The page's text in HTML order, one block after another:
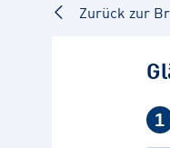
Zurück zur
1